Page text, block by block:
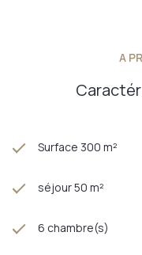
A
Surface 300 m²
séjour 50 m²
6 chambre(s)